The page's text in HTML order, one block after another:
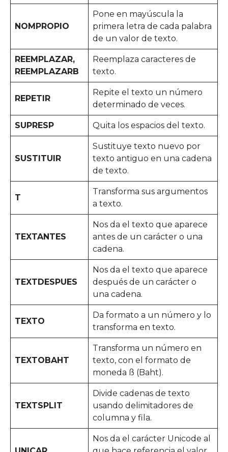
NOMPROPIO
Pone en mayúscula la
primera letra de cada palabra
de un valor de texto.
REEMPLAZAR,
REEMPLAZARB
Reemplaza caracteres de
texto.
REPETIR
Repite el texto un número
determinado de veces.
SUPRESP Quita los espacios del texto.
SUSTITUIR
Sustituye texto nuevo por
texto antiguo en una cadena
de texto.
T
Transforma sus argumentos
a texto.
TEXTANTES
Nos da el texto que aparece
antes de un carácter o una
cadena.
TEXTDESPUES
Nos da el texto que aparece
después de un carácter o
una cadena.
TEXTO
Da formato a un número y lo
transforma en texto.
TEXTOBAHT
Transforma un número en
texto, con el formato de
moneda ß (Baht).
TEXTSPLIT
Divide cadenas de texto
usando delimitadores de
columna y fila.
Nos da el carácter Unicode al